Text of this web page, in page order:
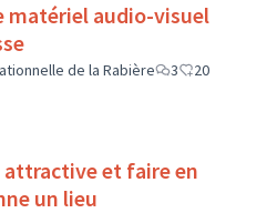
matériel audio-visuel
de la Rabière 3
20
attractive et faire en
un lieu